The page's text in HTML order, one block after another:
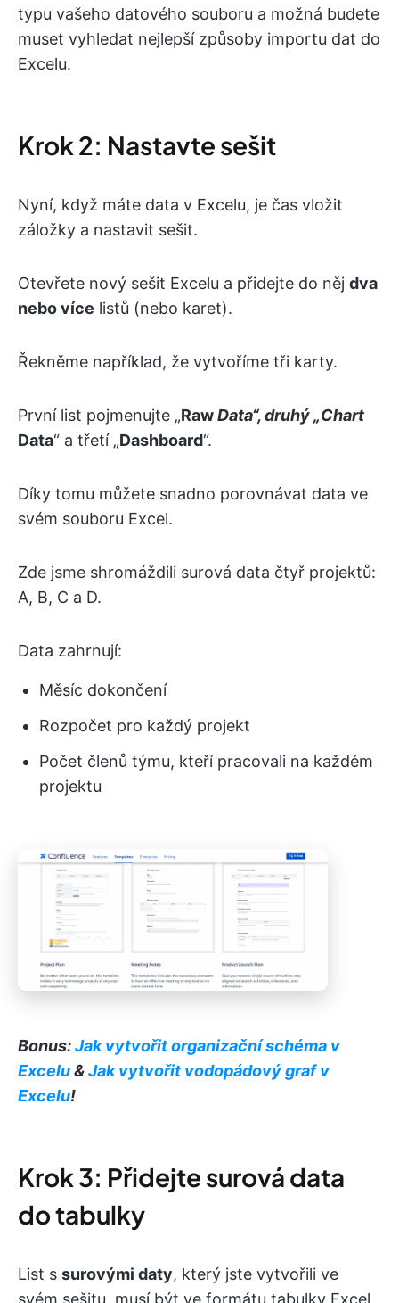
typu vašeho datového souboru a možná budete
muset vyhledat nejlepší způsoby importu dat do
Excelu.
Krok 2: Nastavte sešit
Nyní, když máte data v Excelu, je čas vložit
záložky a nastavit sešit.
Otevřete nový sešit Excelu a přidejte do něj dva
nebo více listů (nebo karet).
Řekněme například, že vytvoříme tři karty.
První list pojmenujte „RawData“, druhý „Chart
Data“ a třetí „Dashboard“.
Díky tomu můžete snadno porovnávat data ve
svém souboru Excel.
Zde jsme shromáždili surová data čtyř projektů:
A, B, C a D.
Data zahrnují:
Měsíc dokončení
Rozpočet pro každý projekt
Počet členů týmu, kteří pracovali na každém
projektu
Bonus:Jak vytvořit organizační schéma v
Excelu&Jak vytvořit vodopádový graf v
Excelu!
Krok 3: Přidejte surová data
do tabulky
List s surovými daty, který jste vytvořili ve
svém sešitu, musí být ve formátu tabulky Excel